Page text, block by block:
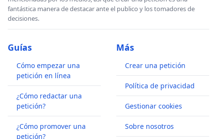
fantástica manera de destacar ante el publico y los tomadores de
decisiones.
Guías
Cómo empezar una
petición en línea
¿Cómo redactar una
petición?
¿Cómo promover una
petición?
Más
Crear una petición
Política de privacidad
Gestionar cookies
Sobre nosotros